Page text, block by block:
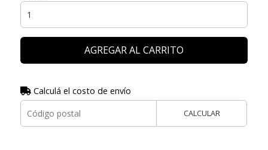
AGREGAR AL CARRITO
Calculá el costo de envío
CALCULAR